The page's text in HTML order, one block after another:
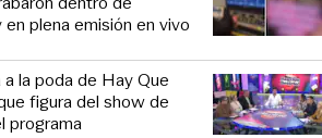
plena emisión en vivo
la poda de Hay Que
figura del show de
programa